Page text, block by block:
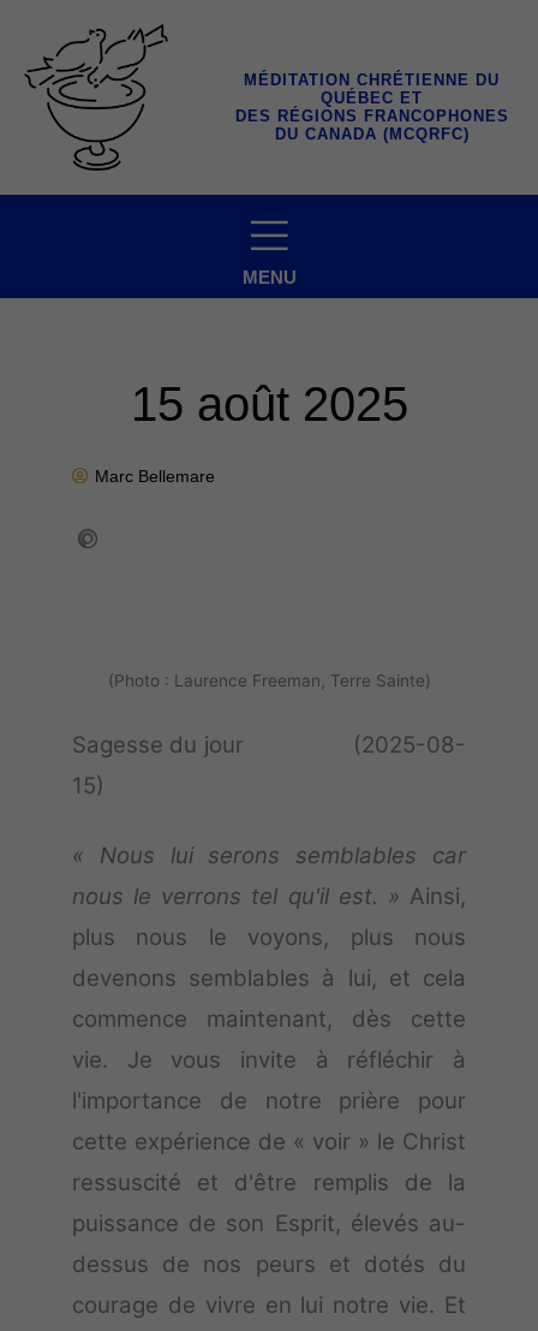
contenu
MÉDITATION CHRÉTIENNE DU
QUÉBEC ET
DES RÉGIONS FRANCOPHONES
DU CANADA (MCQRFC)
MENU
15 août 2025
Marc Bellemare
(Photo : Laurence Freeman, Terre Sainte)
Sagesse du jour (2025-08-
15)
« Nous lui serons semblables car
nous le verrons tel qu'il est. » Ainsi,
plus nous le voyons, plus nous
devenons semblables à lui, et cela
commence maintenant, dès cette
vie. Je vous invite à réfléchir à
l'importance de notre prière pour
cette expérience de « voir » le Christ
ressuscité et d'être remplis de la
puissance de son Esprit, élevés au-
dessus de nos peurs et dotés du
courage de vivre en lui notre vie. Et